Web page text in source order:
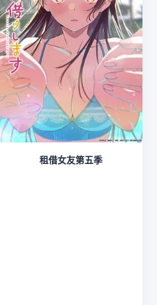
租借女友第五季